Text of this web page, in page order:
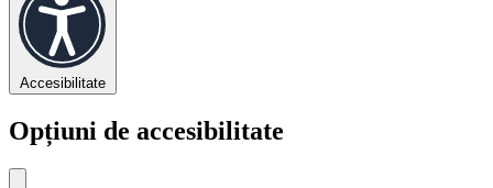
Accesibilitate
Opțiuni de accesibilitate